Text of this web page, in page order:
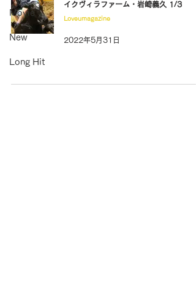
Movie
New
Long Hit
イクヴィラファーム・岩崎義久 1/3
Loveumagazine
2022年5月31日